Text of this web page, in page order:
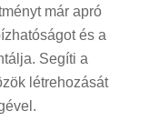
már apró
és a
Segíti a
létrehozását